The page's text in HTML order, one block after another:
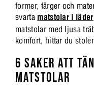
former, färger och
svarta matstolar i läder
matstolar med ljusa
komfort, hittar du
6 SAKER ATT
MATSTOLAR